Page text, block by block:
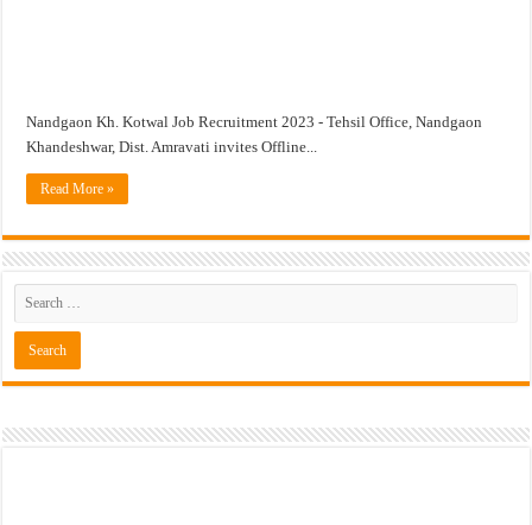
Nandgaon Kh. Kotwal Job Recruitment 2023 - Tehsil Office, Nandgaon
Khandeshwar, Dist. Amravati invites Offline...
Read More »